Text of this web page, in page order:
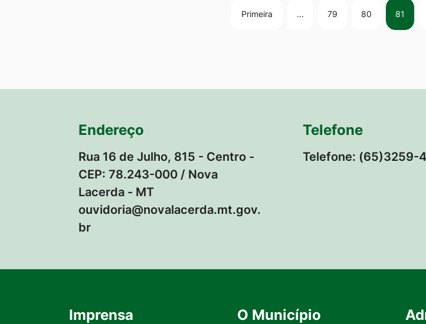
Primeira ... 79 80 81
Endereço
Rua 16 de Julho, 815 - Centro -
CEP: 78.243-000 / Nova
Lacerda - MT
ouvidoria@novalacerda.mt.gov.
br
Telefone
Telefone: (65)3259-
Seção do Rodapé e Contato
Imprensa O Município